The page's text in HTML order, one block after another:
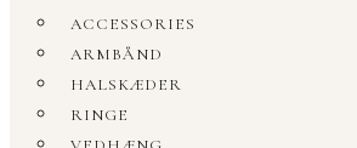
ACCESSORIES
ARMBÅND
HALSKÆDER
RINGE